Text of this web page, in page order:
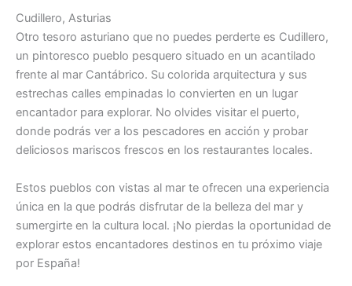
Cudillero, Asturias
Otro tesoro asturiano que no puedes perderte es Cudillero,
un pintoresco pueblo pesquero situado en un acantilado
frente al mar Cantábrico. Su colorida arquitectura y sus
estrechas calles empinadas lo convierten en un lugar
encantador para explorar. No olvides visitar el puerto,
donde podrás ver a los pescadores en acción y probar
deliciosos mariscos frescos en los restaurantes locales.
Estos pueblos con vistas al mar te ofrecen una experiencia
única en la que podrás disfrutar de la belleza del mar y
sumergirte en la cultura local. ¡No pierdas la oportunidad de
explorar estos encantadores destinos en tu próximo viaje
por España!